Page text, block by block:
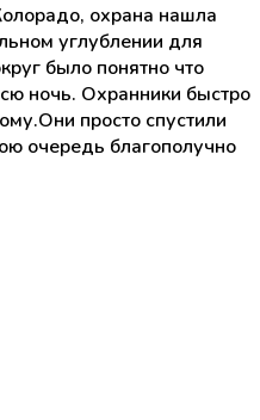
охрана нашла
углублении для
было понятно что
ночь. Охранники быстро
просто спустили
очередь благополучно